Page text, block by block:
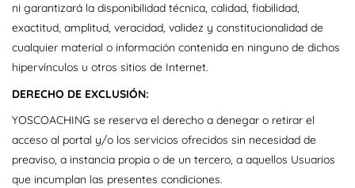
ni garantizará la disponibilidad técnica, calidad, fiabilidad,
exactitud, amplitud, veracidad, validez y constitucionalidad de
cualquier material o información contenida en ninguno de dichos
hipervínculos u otros sitios de Internet.
DERECHO DE EXCLUSIÓN:
YOSCOACHING se reserva el derecho a denegar o retirar el
acceso al portal y/o los servicios ofrecidos sin necesidad de
preaviso, a instancia propia o de un tercero, a aquellos Usuarios
que incumplan las presentes condiciones.